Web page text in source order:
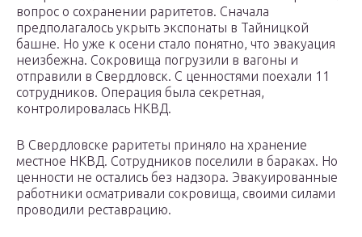
вопрос о сохранении раритетов. Сначала
предполагалось укрыть экспонаты в Тайницкой
башне. Но уже к осени стало понятно, что эвакуация
неизбежна. Сокровища погрузили в вагоны и
отправили в Свердловск. С ценностями поехали 11
сотрудников. Операция была секретная,
контролировалась НКВД.
В Свердловске раритеты приняло на хранение
местное НКВД. Сотрудников поселили в бараках. Но
ценности не остались без надзора. Эвакуированные
работники осматривали сокровища, своими силами
проводили реставрацию.